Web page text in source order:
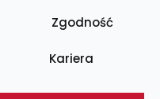
Zgodność
Kariera